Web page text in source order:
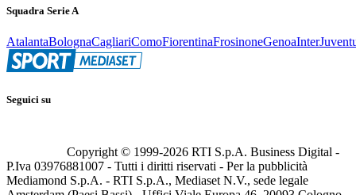
Squadra Serie A
AtalantaBolognaCagliariComoFiorentinaFrosinoneGenoaInter
Seguici su
Copyright © 1999-2026 RTI S.p.A. Business Digital -
P.Iva 03976881007 - Tutti i diritti riservati - Per la pubblicità
Mediamond S.p.A. - RTI S.p.A., Mediaset N.V., sede legale